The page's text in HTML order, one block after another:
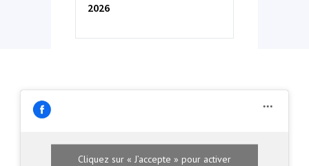
2026
Cliquez sur « J’accepte » pour activer